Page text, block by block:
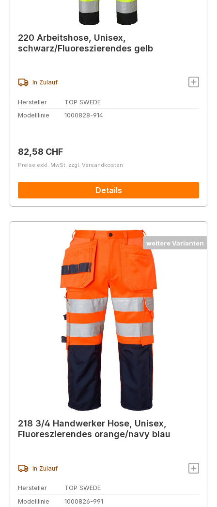
220 Arbeitshose, Unisex,
schwarz/Fluoreszierendes gelb
In Zulauf
Hersteller
TOP SWEDE
Modelllinie
1000828-914
Regulärer Preis:
82,58 CHF
Preise exkl. MwSt. zzgl. Versandkosten
Details
weitere Varianten
218 3/4 Handwerker Hose, Unisex,
Fluoreszierendes orange/navy blau
In Zulauf
Hersteller
TOP SWEDE
Modelllinie
1000826-991